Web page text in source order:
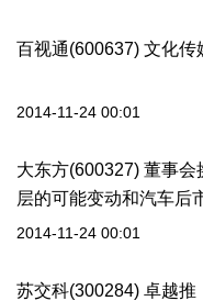
百视通(600637) 文化
2014-11-24 00:01
大东方(600327) 董事
层的可能变动和汽车后
2014-11-24 00:01
苏交科(300284) 卓越推